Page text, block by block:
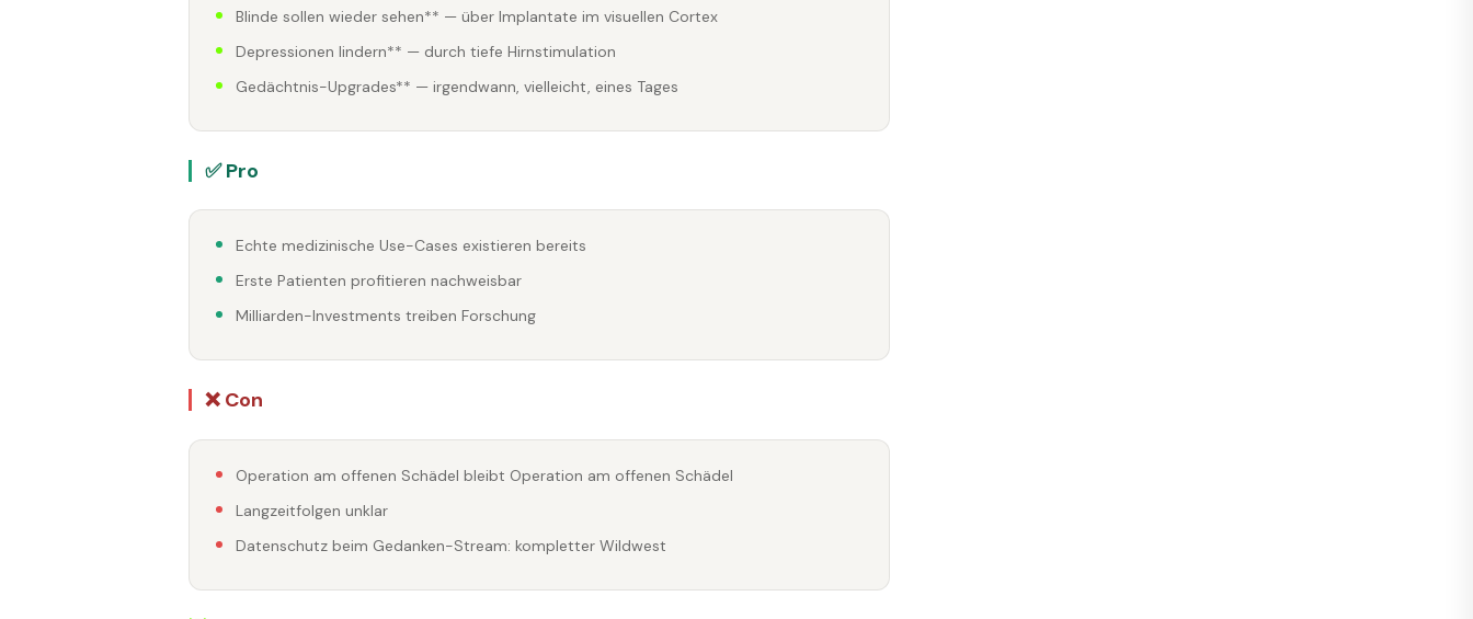
Blinde sollen wieder sehen** — über Implantate im visuellen Cortex
Depressionen lindern** — durch tiefe Hirnstimulation
Gedächtnis-Upgrades** — irgendwann, vielleicht, eines Tages
✅ Pro
Echte medizinische Use-Cases existieren bereits
Erste Patienten profitieren nachweisbar
Milliarden-Investments treiben Forschung
❌ Con
Operation am offenen Schädel bleibt Operation am offenen Schädel
Langzeitfolgen unklar
Datenschutz beim Gedanken-Stream: kompletter Wildwest